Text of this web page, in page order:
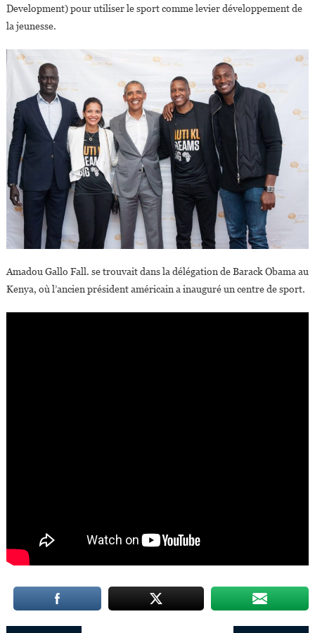
Development) pour utiliser le sport comme levier développement de
la jeunesse.
Amadou Gallo Fall. se trouvait dans la délégation de Barack Obama au
Kenya, où l’ancien président américain a inauguré un centre de sport.